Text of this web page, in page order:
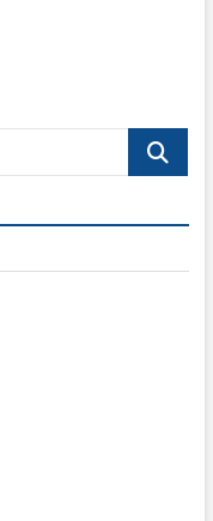
Search